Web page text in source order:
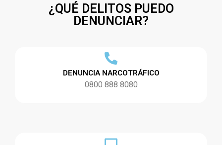
¿QUÉ DELITOS PUEDO
DENUNCIAR?
DENUNCIA NARCOTRÁFICO
0800 888 8080